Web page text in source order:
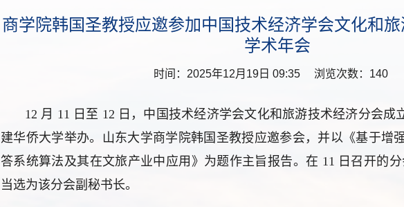
商学院韩国圣教授应邀参加中国技术经济学会文化和
学术年会
时间：2025年12月19日 09:35 浏览次数： 140
12 月 11 日至 12 日，中国技术经济学会文化和旅游技术经济分会成
建华侨大学举办。山东大学商学院韩国圣教授应邀参会， 并 以《基于增
答系统算法及其在文旅产业中应用》为题作主旨报告。在 11 日召开的
当选为该分会副秘书长。